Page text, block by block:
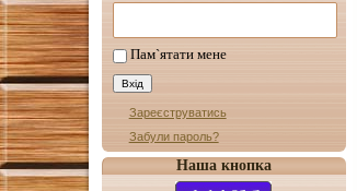
Пам`ятати мене
Зареєструватись
Забули пароль?
Наша кнопка